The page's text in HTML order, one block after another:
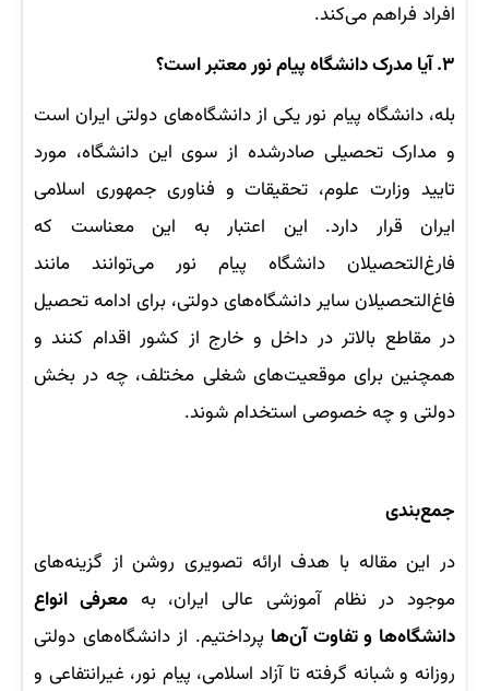
افراد فراهم می‌کند.
۳. آيا مدرک دانشگاه پیام نور معتبر است؟
بله، دانشگاه پیام نور یکی از دانشگاه‌های دولتی ایران است
و مدارک تحصیلی صادرشده از سوی این دانشگاه، مورد
تایید وزارت علوم، تحقیقات و فناوری جمهوری اسلامی
ایران قرار دارد. این اعتبار به این معناست که
فارغ‌التحصیلان دانشگاه پیام نور می‌توانند مانند
فاغ‌التحصیلان سایر دانشگاه‌های دولتی، برای ادامه تحصیل
در مقاطع بالاتر در داخل و خارج از کشور اقدام کنند و
همچنین برای موقعیت‌های شغلی مختلف، چه در بخش
دولتی و چه خصوصی استخدام شوند.
جمع‌بندی
در این مقاله با هدف ارائه تصویری روشن از گزینه‌های
موجود در نظام آموزشی عالی ایران، بهمعرفی انواع
دانشگاه‌ها و تفاوت آن‌ها پرداختیم. از دانشگاه‌های دولتی
روزانه و شبانه گرفته تا آزاد اسلامی، پیام نور، غیرانتفاعی و